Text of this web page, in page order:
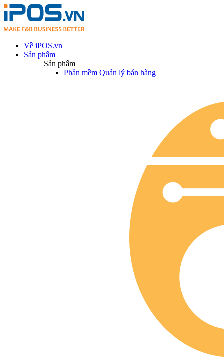
Về iPOS.vn
Sản phẩm
Sản phẩm
Phần mềm Quản lý bán hàng